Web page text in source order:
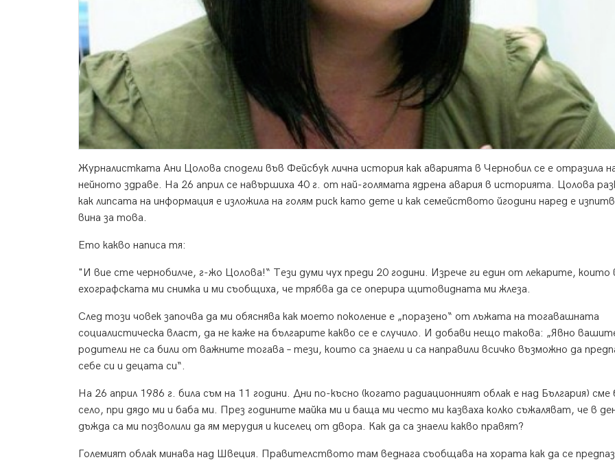
Журналистката Ани Цолова сподели във Фейсбук лична история как аварията в Чернобил се е отразила
нейното здраве. На 26 април се навършиха 40 г. от най-голямата ядрена авария в историята. Цолова
как липсата на информация е изложила на голям риск като дете и как семейството йгодини наред е
вина за това.
Ето какво написа тя:
"И вие сте чернобилче, г-жо Цолова!“ Тези думи чух преди 20 години. Изрече ги един от лекарите, които
ехографската ми снимка и ми съобщиха, че трябва да се оперира щитовидната ми жлеза.
След този човек започва да ми обяснява как моето поколение е „поразено“ от лъжата на тогавашната
социалистическа власт, да не каже на българите какво се е случило. И добави нещо такова: „Явно
родители не са били от важните тогава – тези, които са знаели и са направили всичко възможно да
себе си и децата си“.
На 26 април 1986 г. била съм на 11 години. Дни по-късно (когато радиационният облак е над България) сме
село, при дядо ми и баба ми. През годините майка ми и баща ми често ми казваха колко съжаляват, че в
дъжда са ми позволили да ям мерудия и киселец от двора. Как да са знаели какво правят?
Големият облак минава над Швеция. Правителството там веднага съобщава на хората как да се